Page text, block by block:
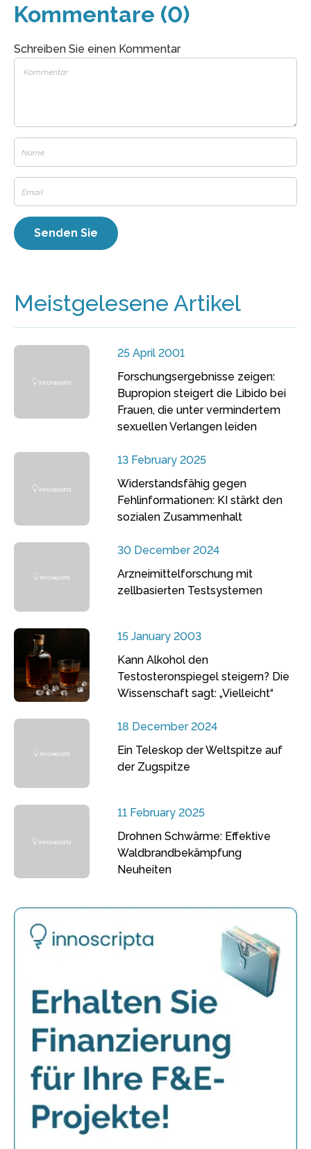
Kommentare (0)
Schreiben Sie einen Kommentar
Meistgelesene Artikel
25 April 2001
Forschungsergebnisse zeigen:
Bupropion steigert die Libido bei
Frauen, die unter vermindertem
sexuellen Verlangen leiden
13 February 2025
Widerstandsfähig gegen
Fehlinformationen: KI stärkt den
sozialen Zusammenhalt
30 December 2024
Arzneimittelforschung mit
zellbasierten Testsystemen
15 January 2003
Kann Alkohol den
Testosteronspiegel steigern? Die
Wissenschaft sagt: „Vielleicht“
18 December 2024
Ein Teleskop der Weltspitze auf
der Zugspitze
11 February 2025
Drohnen Schwärme: Effektive
Waldbrandbekämpfung
Neuheiten